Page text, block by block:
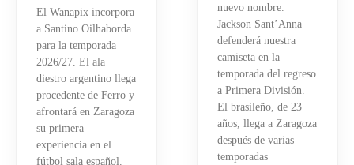
El Wanapix incorpora
a Santino Oilhaborda
para la temporada
2026/27. El ala
diestro argentino llega
procedente de Ferro y
afrontará en Zaragoza
su primera
experiencia en el
fútbol sala español.
nuevo nombre.
Jackson Sant’Anna
defenderá nuestra
camiseta en la
temporada del regreso
a Primera División.
El brasileño, de 23
años, llega a Zaragoza
después de varias
temporadas